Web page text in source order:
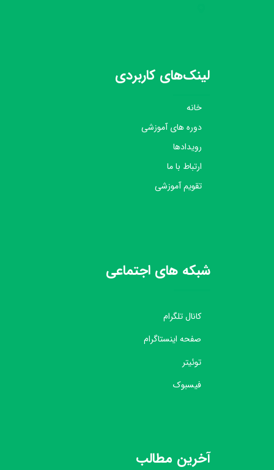
لینک‌های کاربردی
خانه
دوره های آموزشی
رویدادها
ارتباط با ما
تقویم آموزشی
آخرین مطالب
شبکه های اجتماعی
کانال تلگرام
صفحه اینستاگرام
توئیتر
فیسبوک